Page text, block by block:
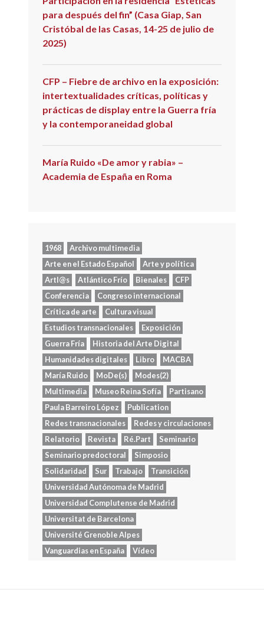
para después del fin” (Casa Giap, San
Cristóbal de las Casas, 14-25 de julio de
2025)
CFP – Fiebre de archivo en la exposición:
intertextualidades críticas, políticas y
prácticas de display entre la Guerra fría
y la contemporaneidad global
María Ruido «De amor y rabia» –
Academia de España en Roma
1968
Archivo multimedia
Arte en el Estado Español
Arte y política
Artl@s
Atlántico Frío Bienales
CFP
Conferencia
Congreso internacional
Crítica de arte
Cultura visual
Estudios transnacionales
Exposición
Guerra Fría
Historia del Arte Digital
Humanidades digitales
Libro
MACBA
María Ruido
MoDe(s)
Modes(2)
Multimedia
Museo Reina Sofía
Partisano
Paula Barreiro López
Publication
Redes transnacionales
Redes y circulaciones
Relatorio
Revista Ré.Part
Seminario
Seminario predoctoral
Simposio
Solidaridad
Sur Trabajo
Transición
Universidad Autónoma de Madrid
Universidad Complutense de Madrid
Universitat de Barcelona
Université Grenoble Alpes
Vanguardias en España
Vídeo